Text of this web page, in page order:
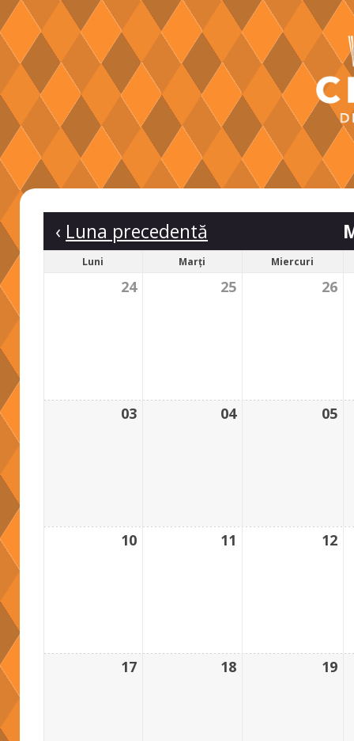
‹ Luna precedentă
Luni Marți Miercuri
24 25 26
03 04 05
10 11 12
17 18 19